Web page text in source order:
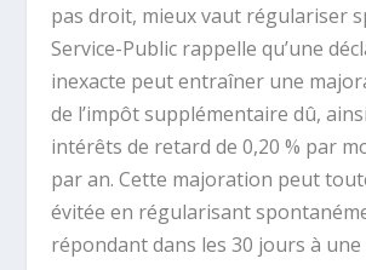
pas droit, mieux vaut régulariser
Service-Public rappelle qu’une
inexacte peut entraîner une
de l’impôt supplémentaire dû,
intérêts de retard de 0,20 % par
par an. Cette majoration peut
évitée en régularisant
répondant dans les 30 jours à une